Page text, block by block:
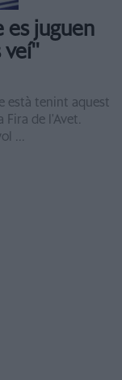
es juguen
veí''
està tenint aquest
de l'Avet.
...